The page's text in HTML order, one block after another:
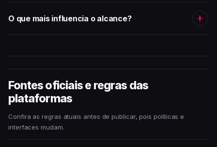
O que mais influencia o alcance?
Fontes oficiais e regras das
plataformas
Confira as regras atuais antes de publicar, pois políticas e
interfaces mudam.